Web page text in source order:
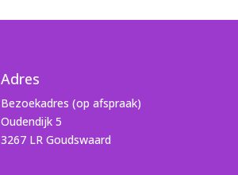
Adres
Bezoekadres (op afspraak)
Oudendijk 5
3267 LR Goudswaard